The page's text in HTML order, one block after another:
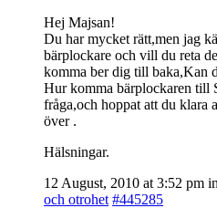
Hej Majsan!
Du har mycket rätt,men jag
bärplockare och vill du reta
komma ber dig till baka,Kan
Hur komma bärplockaren till
fråga,och hoppat att du klara
över .
Hälsningar.
12 August, 2010 at 3:52 pm
och otrohet #445285